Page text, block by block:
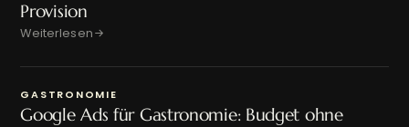
Provision
Weiterlesen
GASTRONOMIE
Google Ads für Gastronomie: Budget ohne